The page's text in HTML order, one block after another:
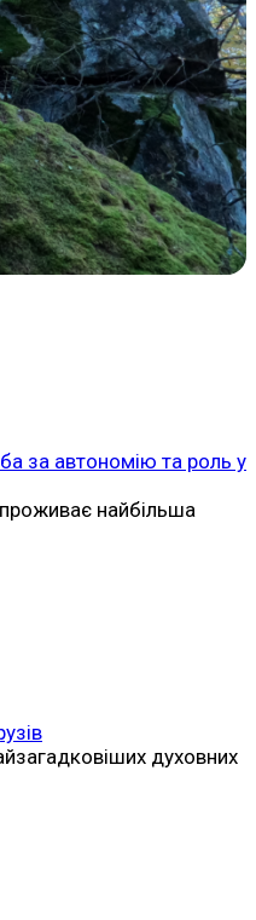
за автономію та роль у
найбільша
духовних